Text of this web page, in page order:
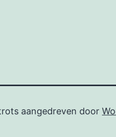
aangedreven door